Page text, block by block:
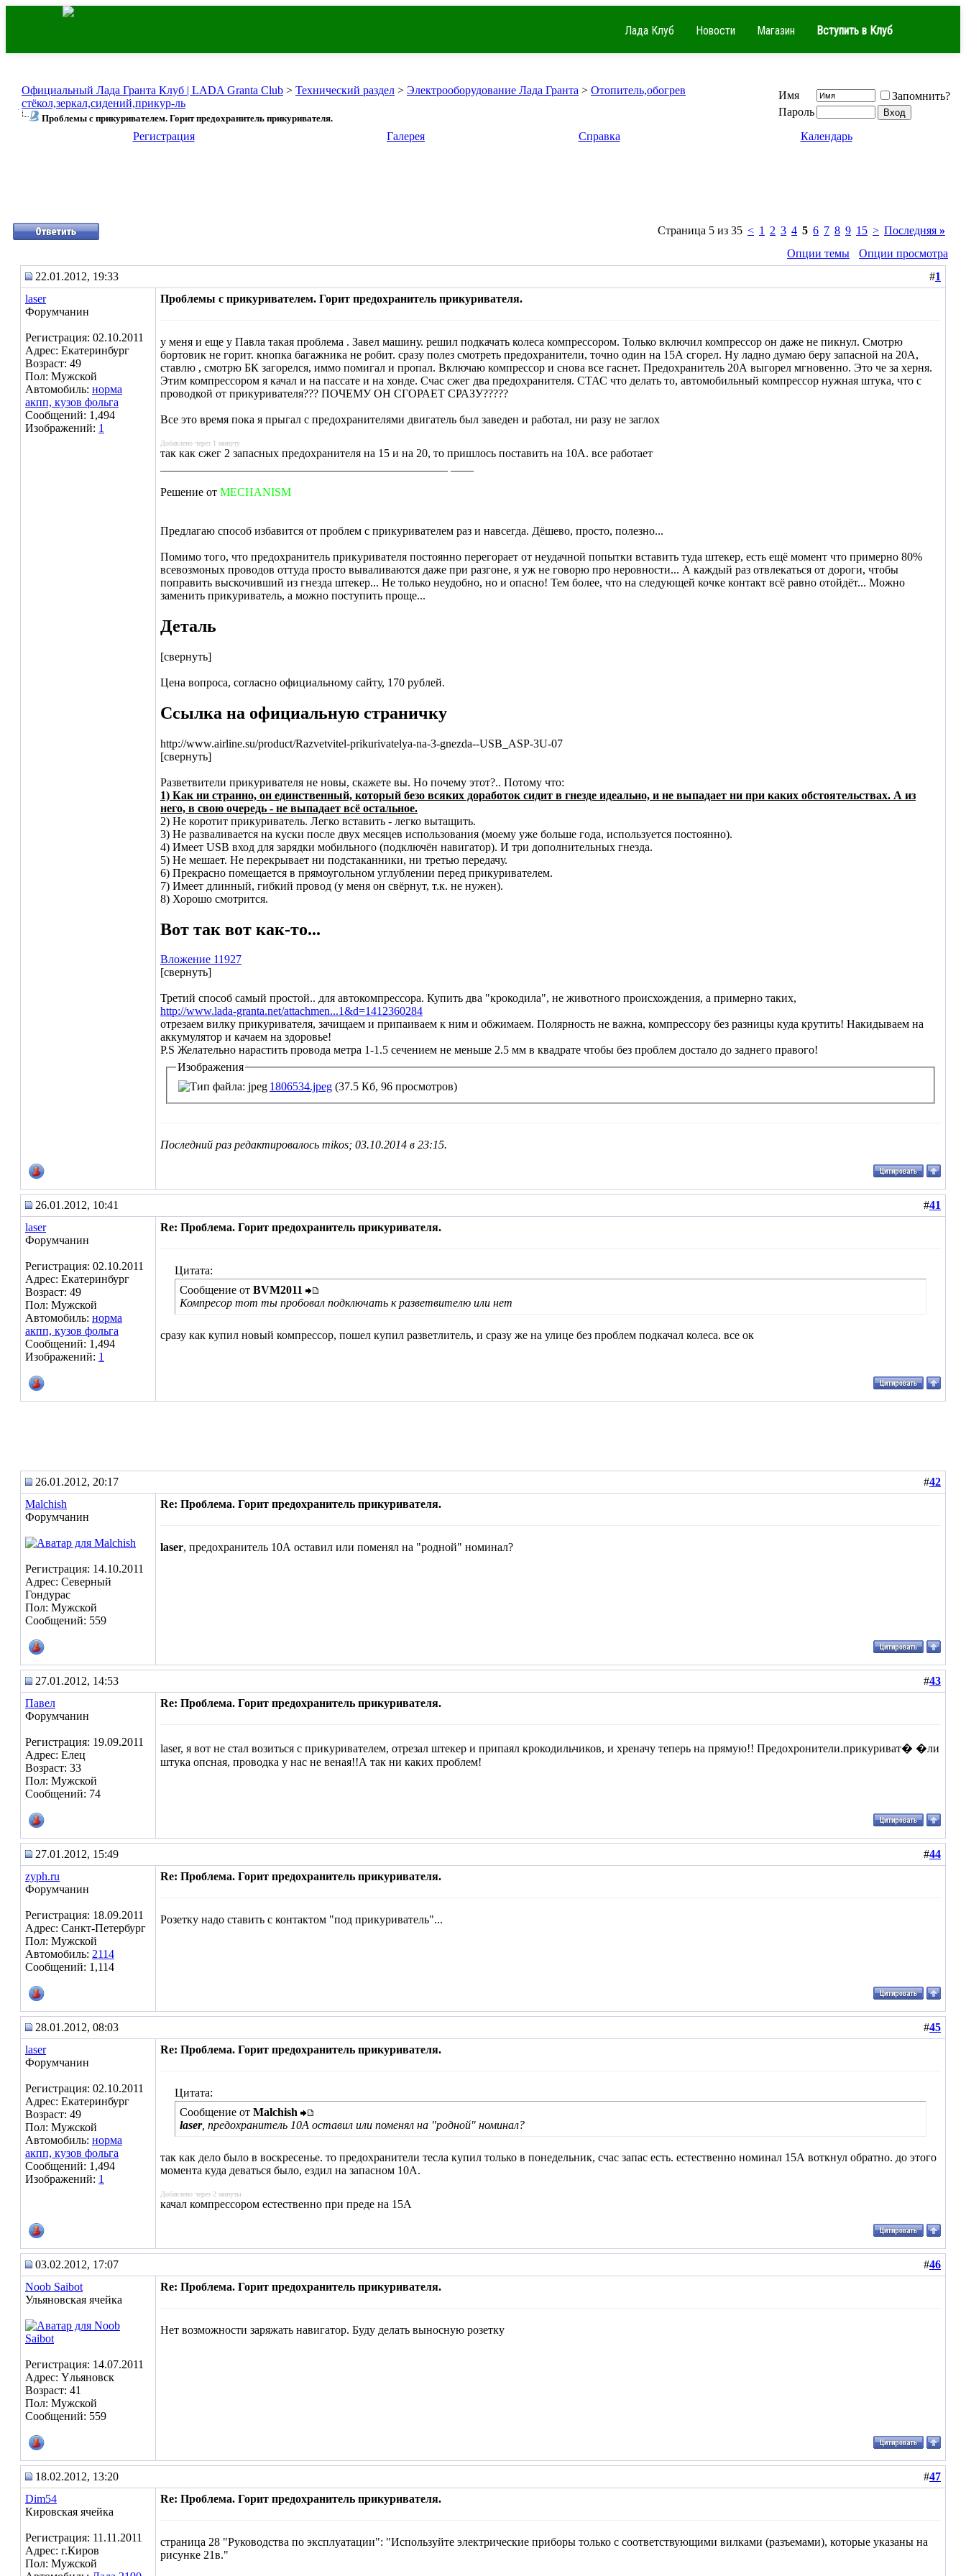
Лада Клуб Новости Магазин Вступить в Клуб
Официальный Лада Гранта Клуб | LADA Granta Club > Технический раздел > Электрооборудование Лада Гранта > Отопитель,обогрев
стёкол,зеркал,сидений,прикур-ль
Проблемы с прикуривателем. Горит предохранитель прикуривателя.
Имя
Запомнить?
Пароль
Регистрация
Галерея Справка Календарь
Страница 5 из 35 < 1 2 3 4 5 6 7 8 9 15 > Последняя »
Опции темы
Опции просмотра
22.01.2012, 19:33
#1
laser
Форумчанин
Регистрация: 02.10.2011
Адрес: Екатеринбург
Возраст: 49
Пол: Мужской
Автомобиль: норма
акпп, кузов фольга
Сообщений: 1,494
Изображений: 1
Проблемы с прикуривателем. Горит предохранитель прикуривателя.
у меня и еще у Павла такая проблема . Завел машину. решил подкачать колеса компрессором. Только включил компрессор он даже не пикнул. Смотрю
бортовик не горит. кнопка багажника не робит. сразу полез смотреть предохранители, точно один на 15А сгорел. Ну ладно думаю беру запасной на 20А,
ставлю , смотрю БК загорелся, иммо помигал и пропал. Включаю компрессор и снова все гаснет. Предохранитель 20А выгорел мгновенно. Это че за херня.
Этим компрессором я качал и на пассате и на хонде. Счас сжег два предохранителя. СТАС что делать то, автомобильный компрессор нужная штука, что с
проводкой от прикуривателя??? ПОЧЕМУ ОН СГОРАЕТ СРАЗУ?????
Все это время пока я прыгал с предохранителями двигатель был заведен и работал, ни разу не заглох
Добавлено через 1 минуту
так как сжег 2 запасных предохранителя на 15 и на 20, то пришлось поставить на 10А. все работает
Решение от MECHANISM
Предлагаю способ избавится от проблем с прикуривателем раз и навсегда. Дёшево, просто, полезно...
Помимо того, что предохранитель прикуривателя постоянно перегорает от неудачной попытки вставить туда штекер, есть ещё момент что примерно 80%
всевозмоных проводов оттуда просто вываливаются даже при разгоне, я уж не говорю про неровности... А каждый раз отвлекаться от дороги, чтобы
поправить выскочивший из гнезда штекер... Не только неудобно, но и опасно! Тем более, что на следующей кочке контакт всё равно отойдёт... Можно
заменить прикуриватель, а можно поступить проще...
Деталь
[свернуть]
Цена вопроса, согласно официальному сайту, 170 рублей.
Ссылка на официальную страничку
http://www.airline.su/product/Razvetvitel-prikurivatelya-na-3-gnezda--USB_ASP-3U-07
[свернуть]
Разветвители прикуривателя не новы, скажете вы. Но почему этот?.. Потому что:
1) Как ни странно, он единственный, который безо всяких доработок сидит в гнезде идеально, и не выпадает ни при каких обстоятельствах. А из
него, в свою очередь - не выпадает всё остальное.
2) Не коротит прикуриватель. Легко вставить - легко вытащить.
3) Не разваливается на куски после двух месяцев использования (моему уже больше года, используется постоянно).
4) Имеет USB вход для зарядки мобильного (подключён навигатор). И три дополнительных гнезда.
5) Не мешает. Не перекрывает ни подстаканники, ни третью передачу.
6) Прекрасно помещается в прямоугольном углублении перед прикуривателем.
7) Имеет длинный, гибкий провод (у меня он свёрнут, т.к. не нужен).
8) Хорошо смотрится.
Вот так вот как-то...
Вложение 11927
[свернуть]
Третий способ самый простой.. для автокомпрессора. Купить два "крокодила", не животного происхождения, а примерно таких,
http://www.lada-granta.net/attachmen...1&d=1412360284
отрезаем вилку прикуривателя, зачищаем и припаиваем к ним и обжимаем. Полярность не важна, компрессору без разницы куда крутить! Накидываем на
аккумулятор и качаем на здоровье!
P.S Желательно нарастить провода метра 1-1.5 сечением не меньше 2.5 мм в квадрате чтобы без проблем достало до заднего правого!
Изображения
1806534.jpeg (37.5 Кб, 96 просмотров)
Последний раз редактировалось mikos; 03.10.2014 в 23:15.
26.01.2012, 10:41 #41
laser
Форумчанин
Регистрация: 02.10.2011
Адрес: Екатеринбург
Возраст: 49
Пол: Мужской
Автомобиль: норма
акпп, кузов фольга
Сообщений: 1,494
Изображений: 1
Re: Проблема. Горит предохранитель прикуривателя.
Цитата:
Сообщение от BVM2011
Компресор тот ты пробовал подключать к разветвителю или нет
сразу как купил новый компрессор, пошел купил разветлитель, и сразу же на улице без проблем подкачал колеса. все ок
26.01.2012, 20:17 #42
Malchish
Форумчанин
Регистрация: 14.10.2011
Адрес: Северный
Гондурас
Пол: Мужской
Сообщений: 559
Re: Проблема. Горит предохранитель прикуривателя.
laser, предохранитель 10А оставил или поменял на "родной" номинал?
27.01.2012, 14:53 #43
Павел
Форумчанин
Регистрация: 19.09.2011
Адрес: Елец
Возраст: 33
Пол: Мужской
Сообщений: 74
Re: Проблема. Горит предохранитель прикуривателя.
laser, я вот не стал возиться с прикуривателем, отрезал штекер и припаял крокодильчиков, и хреначу теперь на прямую!! Предохронители.прикуриват� �ли
штука опсная, проводка у нас не веная!!А так ни каких проблем!
27.01.2012, 15:49 #44
zyph.ru
Форумчанин
Регистрация: 18.09.2011
Адрес: Санкт-Петербург
Пол: Мужской
Автомобиль: 2114
Сообщений: 1,114
Re: Проблема. Горит предохранитель прикуривателя.
Розетку надо ставить с контактом "под прикуриватель"...
28.01.2012, 08:03 #45
laser
Форумчанин
Регистрация: 02.10.2011
Адрес: Екатеринбург
Возраст: 49
Пол: Мужской
Автомобиль: норма
акпп, кузов фольга
Сообщений: 1,494
Изображений: 1
Re: Проблема. Горит предохранитель прикуривателя.
Цитата:
Сообщение от Malchish
laser, предохранитель 10А оставил или поменял на "родной" номинал?
так как дело было в воскресенье. то предохранители тесла купил только в понедельник, счас запас есть. естественно номинал 15А воткнул обратно. до этого
момента куда деваться было, ездил на запасном 10А.
Добавлено через 2 минуты
качал компрессором естественно при преде на 15А
03.02.2012, 17:07 #46
Noob Saibot
Ульяновская ячейка
Регистрация: 14.07.2011
Адрес: Yльяновск
Возраст: 41
Пол: Мужской
Сообщений: 559
Re: Проблема. Горит предохранитель прикуривателя.
Нет возможности заряжать навигатор. Буду делать выносную розетку
18.02.2012, 13:20 #47
Dim54
Кировская ячейка
Регистрация: 11.11.2011
Адрес: г.Киров
Пол: Мужской
Re: Проблема. Горит предохранитель прикуривателя.
страница 28 "Руководства по эксплуатации": "Используйте электрические приборы только с соответствующими вилками (разъемами), которые указаны на
рисунке 21в."